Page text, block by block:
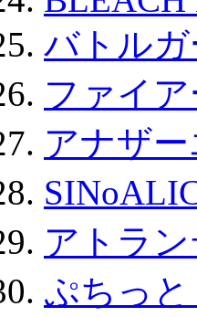
バトル
ファイ
アナザ
アトラ
ぷちっ